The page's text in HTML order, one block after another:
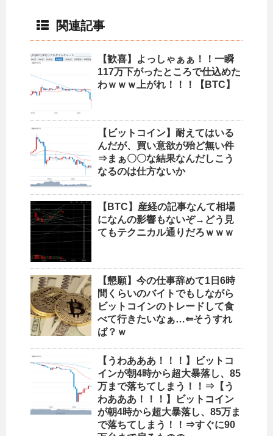
関連記事
【歓喜】よっしゃぁぁ！！一瞬
117万下がったところで仕込めた
わｗｗｗ上がれ！！！【BTC】
【ビットコイン】耐えてはいる
んだが、買い意欲が殆ど無い件
⇒まぁ〇〇な結果なんだしこう
なるのは仕方ないか
【BTC】産経の記事なんて相場
になんの影響もないぞ→どう見
てもテクニカル通りだろｗｗｗ
【懇願】今の仕事辞めて1日6時
間くらいのバイトでもしながら
ビットコインのトレードして食
べて行きたいなぁ…⇐そうすれ
ば？ｗ
【うわあああ！！！】ビットコ
インが朝4時から超大暴落し、85
万まで落ちてしまう！！⇒【う
わあああ！！！】ビットコイン
が朝4時から超大暴落し、85万ま
で落ちてしまう！！⇒すぐに90